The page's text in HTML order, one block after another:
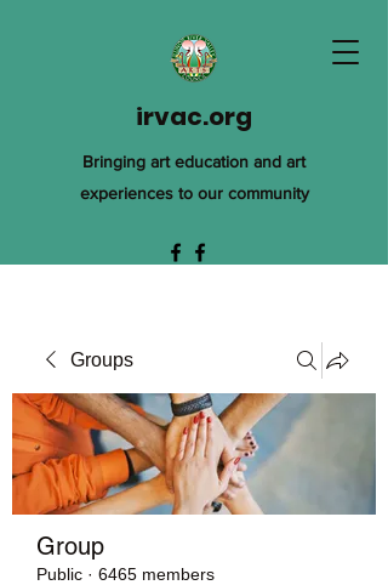
irvac.org
Bringing art education and art
experiences to our community
Groups
Group
Public · 6465 members